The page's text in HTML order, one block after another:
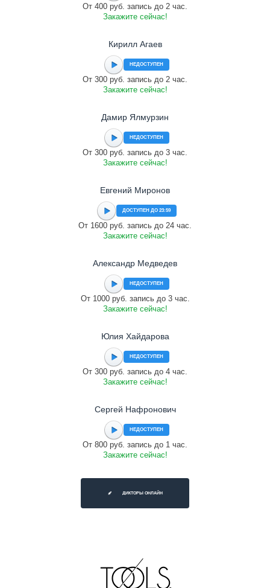
От 400 руб. запись до 2 час.
Закажите сейчас!
Кирилл Агаев
НЕДОСТУПЕН
От 300 руб. запись до 2 час.
Закажите сейчас!
Дамир Ялмурзин
НЕДОСТУПЕН
От 300 руб. запись до 3 час.
Закажите сейчас!
Евгений Миронов
ДОСТУПЕН ДО 23:59
От 1600 руб. запись до 24 час.
Закажите сейчас!
Александр Медведев
НЕДОСТУПЕН
От 1000 руб. запись до 3 час.
Закажите сейчас!
Юлия Хайдарова
НЕДОСТУПЕН
От 300 руб. запись до 4 час.
Закажите сейчас!
Сергей Нафронович
НЕДОСТУПЕН
От 800 руб. запись до 1 час.
Закажите сейчас!
ДИКТОРЫ ОНЛАЙН